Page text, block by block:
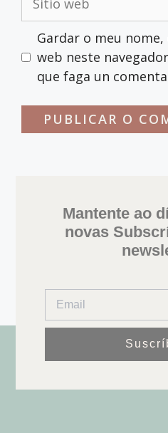
Gardar o meu
web neste
que faga un
Mantente ao
novas